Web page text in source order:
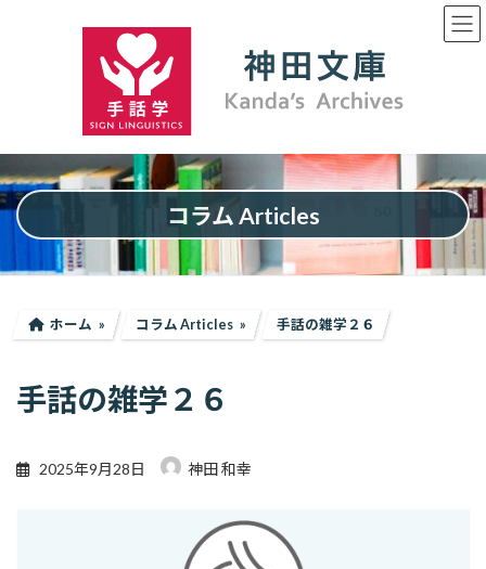
ッ
プ
移
動
コラム Articles
ホーム コラム Articles 手話の雑学２６
手話の雑学２６
2025年9月28日 神田 和幸